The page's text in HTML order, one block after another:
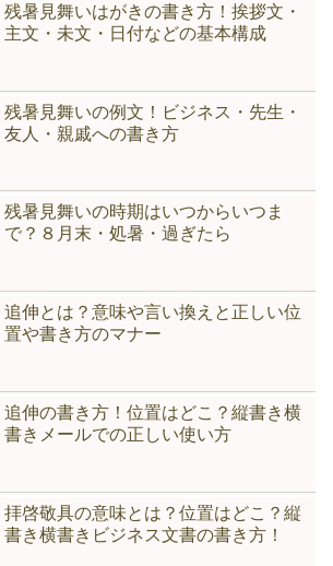
残暑見舞いはがきの書き方！挨拶文・
主文・未文・日付などの基本構成
残暑見舞いの例文！ビジネス・先生・
友人・親戚への書き方
残暑見舞いの時期はいつからいつま
で？８月末・処暑・過ぎたら
追伸とは？意味や言い換えと正しい位
置や書き方のマナー
追伸の書き方！位置はどこ？縦書き横
書きメールでの正しい使い方
拝啓敬具の意味とは？位置はどこ？縦
書き横書きビジネス文書の書き方！